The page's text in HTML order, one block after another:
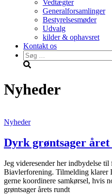
Vedtægter
Generalforsamlinger
Bestyrelsesmøder
Udvalg
kilder & ophavsret
Kontakt os
Søg
efter:
Nyheder
Nyheder
Dyrk grøntsager
Jeg videresender her indbydelse
Biavlerforening. Tilmelding klarer
gerne koordinere samkørsel, hvis
grøntsager årets rundt